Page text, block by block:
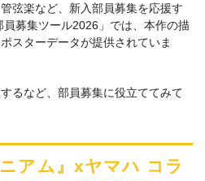
弦楽など、新入部員募集を応援す
募集ツール2026」では、本作の描
スターデータが提供されていま
るなど、部員募集に役立ててみて
アム』xヤマハ コラ